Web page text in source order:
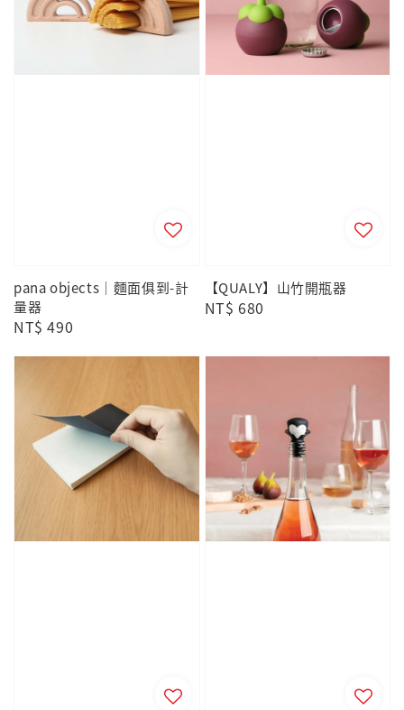
pana objects｜麵面俱到-計
量器
Regular
NT$ 490
【QUALY】山竹開瓶器
Regular
NT$ 680